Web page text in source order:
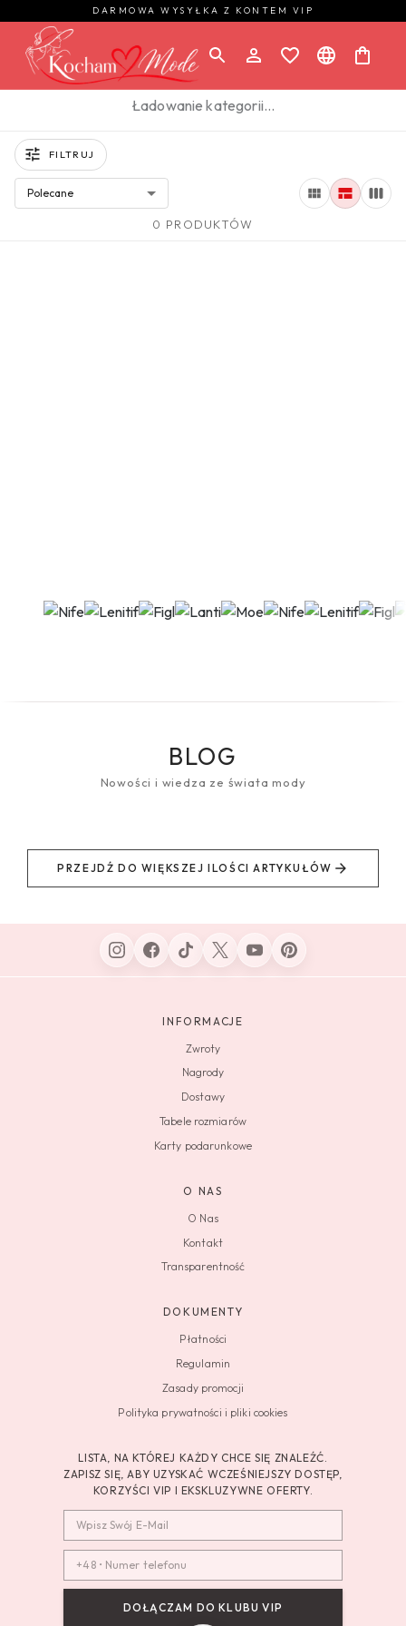
DARMOWA WYSYŁKA Z KONTEM VIP
Ładowanie kategorii…
FILTRUJ
Polecane
0 PRODUKTÓW
BLOG
Nowości i wiedza ze świata mody
PRZEJDŹ DO WIĘKSZEJ ILOŚCI ARTYKUŁÓW
INFORMACJE
Zwroty
Nagrody
Dostawy
Tabele rozmiarów
Karty podarunkowe
O NAS
O Nas
Kontakt
Transparentność
DOKUMENTY
Płatności
Regulamin
Zasady promocji
Polityka prywatności i pliki cookies
LISTA, NA KTÓREJ KAŻDY CHCE SIĘ ZNALEŹĆ.
ZAPISZ SIĘ, ABY UZYSKAĆ WCZEŚNIEJSZY DOSTĘP,
KORZYŚCI VIP I EKSKLUZYWNE OFERTY.
DOŁĄCZAM DO KLUBU VIP